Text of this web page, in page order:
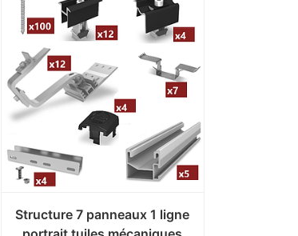
Structure 7 panneaux 1 ligne